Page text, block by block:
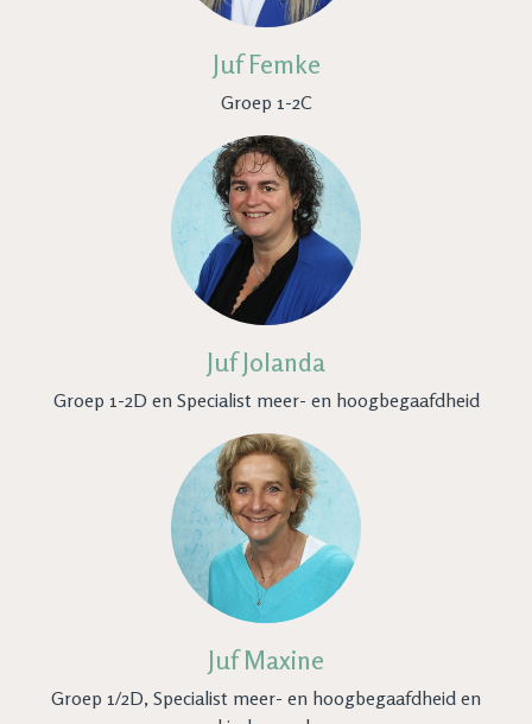
Juf Femke
Groep 1-2C
Juf Jolanda
Groep 1-2D en Specialist meer- en hoogbegaafdheid
Juf Maxine
Groep 1/2D, Specialist meer- en hoogbegaafdheid en